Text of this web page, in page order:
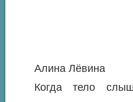
Алина Лёвина
Когда тело